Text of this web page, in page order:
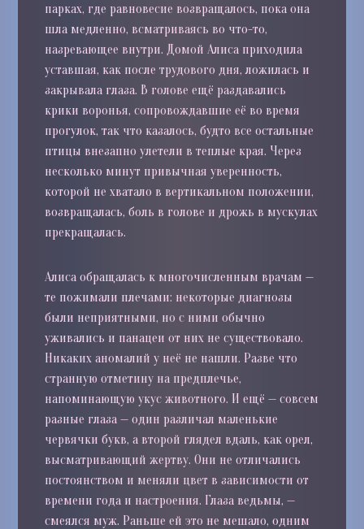
парках, где равновесие возвращалось, пока она
шла медленно, всматриваясь во что-то,
назревающее внутри. Домой Алиса приходила
уставшая, как после трудового дня, ложилась и
закрывала глаза. В голове ещё раздавались
крики воронья, сопровождавшие её во время
прогулок, так что казалось, будто все остальные
птицы внезапно улетели в теплые края. Через
несколько минут привычная уверенность,
которой не хватало в вертикальном положении,
возвращалась, боль в голове и дрожь в мускулах
прекращалась.
Алиса обращалась к многочисленным врачам —
те пожимали плечами: некоторые диагнозы
были неприятными, но с ними обычно
уживались и панацеи от них не существовало.
Никаких аномалий у неё не нашли. Разве что
странную отметину на предплечье,
напоминающую укус животного. И ещё — совсем
разные глаза — один различал маленькие
червячки букв, а второй глядел вдаль, как орел,
высматривающий жертву. Они не отличались
постоянством и меняли цвет в зависимости от
времени года и настроения. Глаза ведьмы, —
смеялся муж. Раньше ей это не мешало, одним